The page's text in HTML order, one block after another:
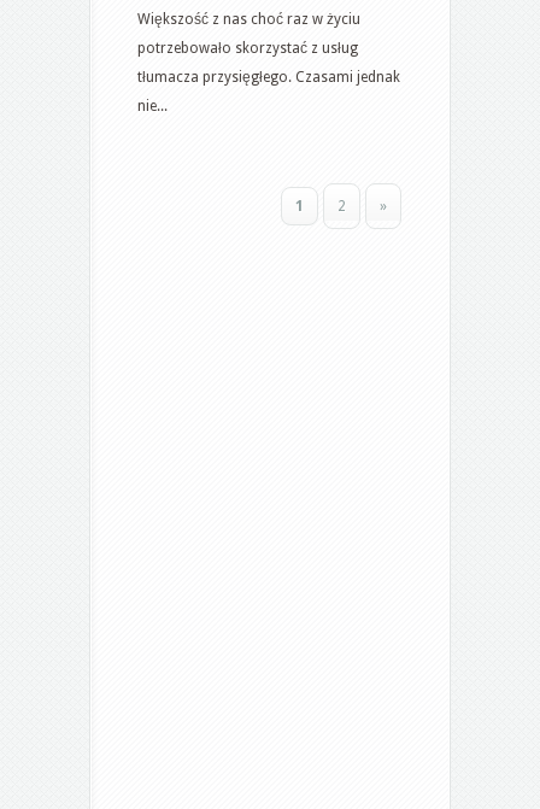
–
tłumacz
angielskiego
Większość z nas choć raz w życiu
potrzebowało skorzystać z usług
tłumacza przysięgłego. Czasami jednak
nie...
1 2 »